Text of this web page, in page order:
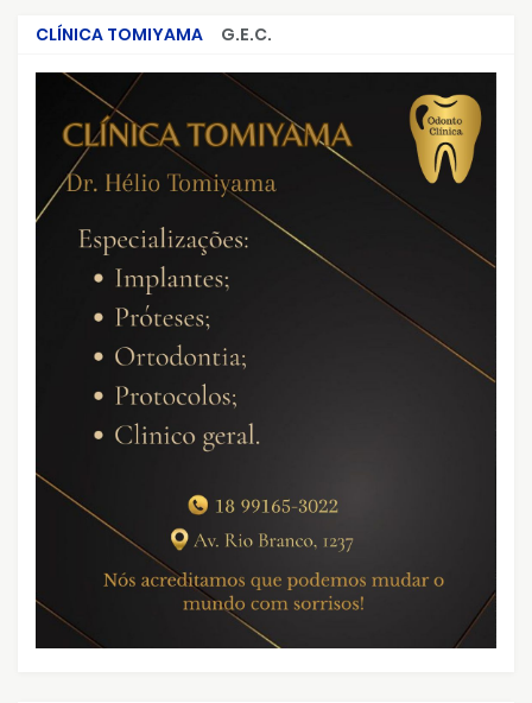
CLÍNICA TOMIYAMA
G.E.C.
CRIMES QUE ABALARAM O BRASIL